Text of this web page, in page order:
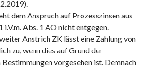
dem Anspruch auf Prozesszinsen aus
i.V.m. Abs. 1 AO nicht entgegen.
Anstrich ZK lässt eine Zahlung von
zu, wenn dies auf Grund der
vorgesehen ist. Demnach